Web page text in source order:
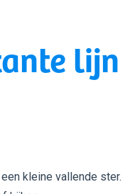
lijn
kleine vallende ster.